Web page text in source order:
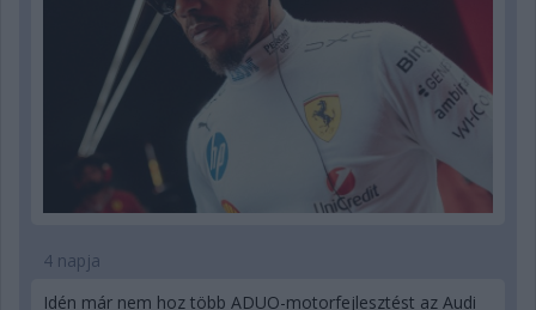
4 napja
Idén már nem hoz több ADUO-motorfejlesztést az Audi